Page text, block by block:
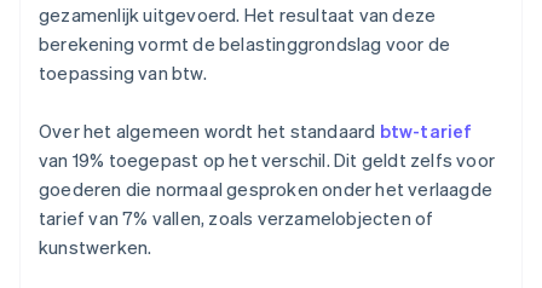
gezamenlijk uitgevoerd. Het resultaat van deze
berekening vormt de belastinggrondslag voor de
toepassing van btw.
Over het algemeen wordt het standaard btw-tarief
van 19% toegepast op het verschil. Dit geldt zelfs voor
goederen die normaal gesproken onder het verlaagde
tarief van 7% vallen, zoals verzamelobjecten of
kunstwerken.